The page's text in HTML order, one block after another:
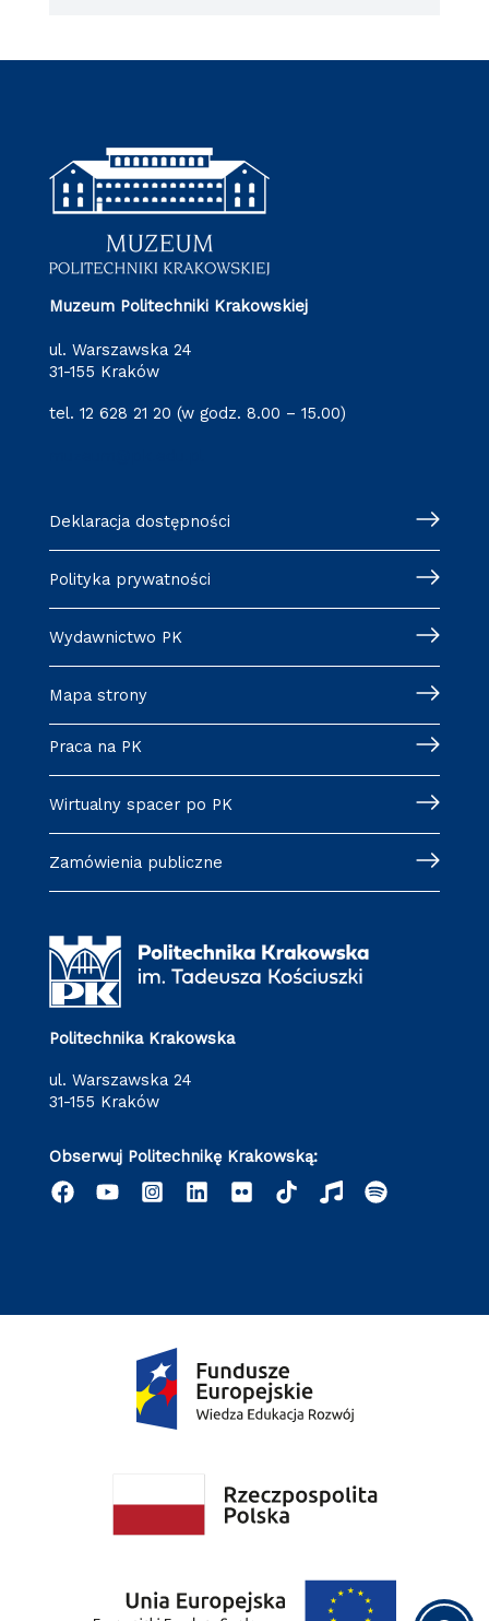
Muzeum Politechniki Krakowskiej
ul. Warszawska 24
31-155 Kraków
tel. 12 628 21 20 (w godz. 8.00 – 15.00)
Deklaracja dostępności
Polityka prywatności
Wydawnictwo PK
Mapa strony
Praca na PK
Wirtualny spacer po PK
Zamówienia publiczne
Politechnika Krakowska
ul. Warszawska 24
31-155 Kraków
Obserwuj Politechnikę Krakowską: